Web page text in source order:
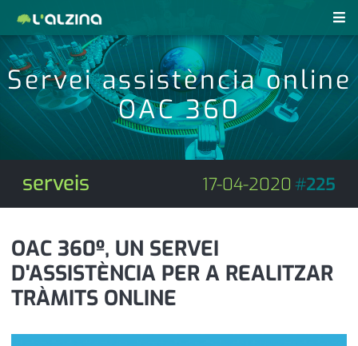
notícies
últimes notícies
activitats
agenda
empresa
entrevista
esports
revistes pdf
anunciants
subscripció
contacte
farmàcies
telèfons
Servei assistència online
OAC 360
serveis 17-04-2020 #225
OAC 360º, UN SERVEI
D'ASSISTÈNCIA PER A REALITZAR
TRÀMITS ONLINE